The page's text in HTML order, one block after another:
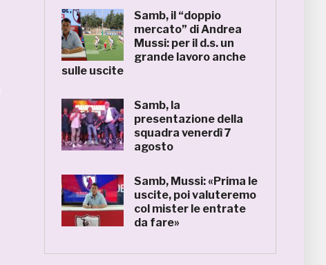
Samb, il “doppio
mercato” di Andrea
Mussi: per il d.s. un
grande lavoro anche
sulle uscite
Samb, la
presentazione della
squadra venerdì 7
agosto
Samb, Mussi: «Prima le
uscite, poi valuteremo
col mister le entrate
da fare»